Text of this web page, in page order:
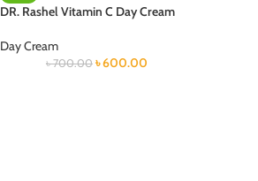
DR. Rashel Vitamin C Day Cream
Day Cream
৳700.00 ৳600.00